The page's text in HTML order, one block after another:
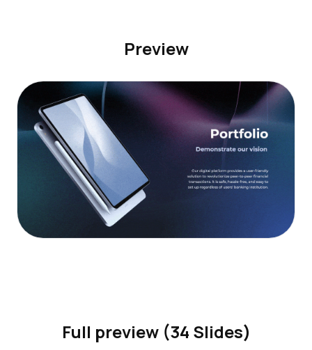
Preview
Full preview (34 Slides)